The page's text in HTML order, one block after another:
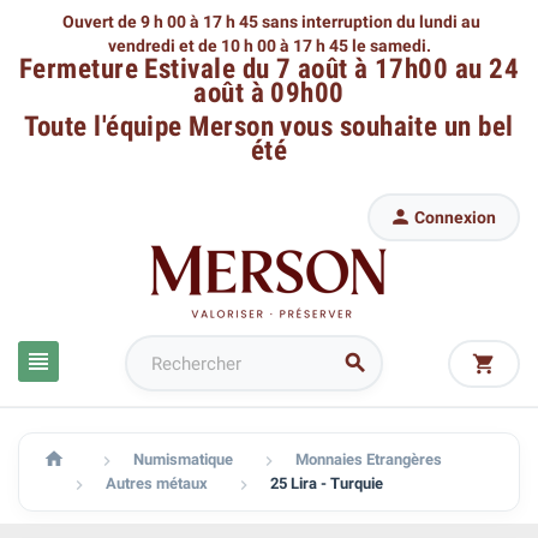
Ouvert de 9 h 00 à 17 h 45 sans interruption du lundi au
vendredi et de 10 h 00 à 17 h 45 le samedi.
Fermeture Estivale du 7 août à 17h00 au 24
août à 09h00
Toute l'équipe Mersonvous souhaite un bel
été
 
 Connexion

  Numismatique  Monnaies Etrangères
 Autres métaux  25 Lira - Turquie